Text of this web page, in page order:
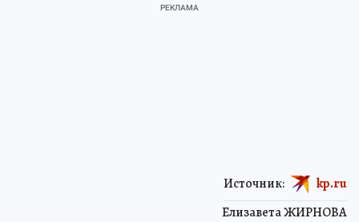
Елизавета ЖИРНОВА
Источник: kp.ru